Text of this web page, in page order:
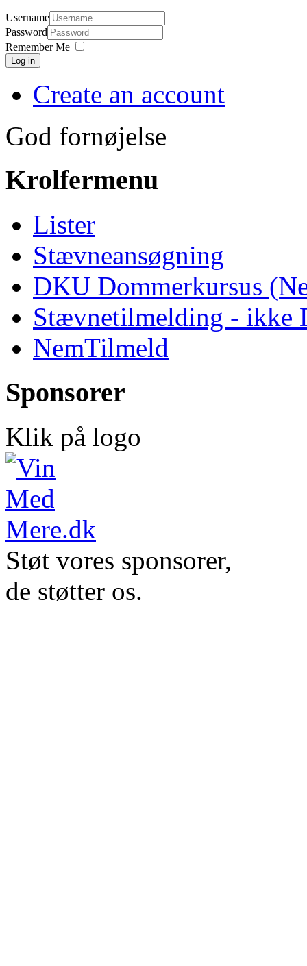
Username
Password
Remember Me
Log in
Create an account
God fornøjelse
Krolfermenu
Lister
Stævneansøgning
DKU Dommerkursus
Stævnetilmelding - ikke
NemTilmeld
Sponsorer
Klik på logo
Støt vores sponsorer,
de støtter os.